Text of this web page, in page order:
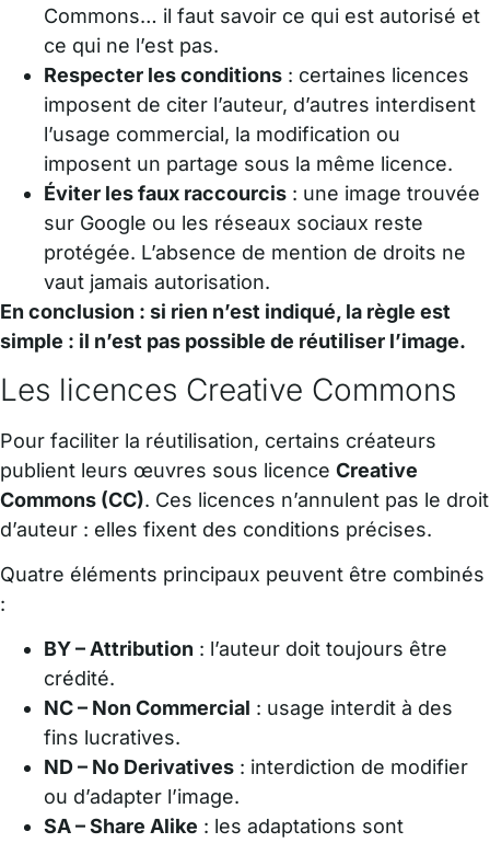
Commons… il faut savoir ce qui est autorisé et
ce qui ne l’est pas.
Respecter les conditions : certaines licences
imposent de citer l’auteur, d’autres interdisent
l’usage commercial, la modification ou
imposent un partage sous la même licence.
Éviter les faux raccourcis : une image trouvée
sur Google ou les réseaux sociaux reste
protégée. L’absence de mention de droits ne
vaut jamais autorisation.
En conclusion : si rien n’est indiqué, la règle est
simple : il n’est pas possible de réutiliser l’image.
Les licences Creative Commons
Pour faciliter la réutilisation, certains créateurs
publient leurs œuvres sous licence Creative
Commons (CC). Ces licences n’annulent pas le droit
d’auteur : elles fixent des conditions précises.
Quatre éléments principaux peuvent être combinés
:
BY – Attribution : l’auteur doit toujours être
crédité.
NC – Non Commercial : usage interdit à des
fins lucratives.
ND – No Derivatives : interdiction de modifier
ou d’adapter l’image.
SA – Share Alike : les adaptations sont